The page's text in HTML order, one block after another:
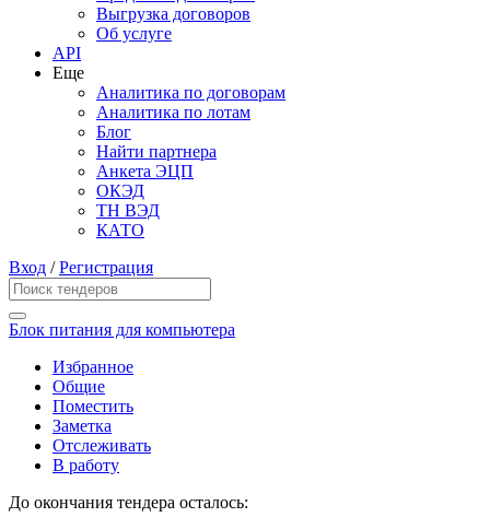
Выгрузка договоров
Об услуге
API
Еще
Аналитика по договорам
Аналитика по лотам
Блог
Найти партнера
Анкета ЭЦП
ОКЭД
ТН ВЭД
КАТО
Вход /Регистрация
Блок питания для компьютера
Избранное
Общие
Поместить
Заметка
Отслеживать
В работу
До окончания тендера осталось: